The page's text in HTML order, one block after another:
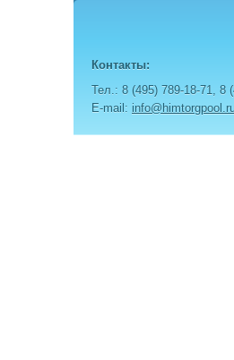
Контакты:
Тел.: 8 (495) 789-18-71, 8
E-mail: